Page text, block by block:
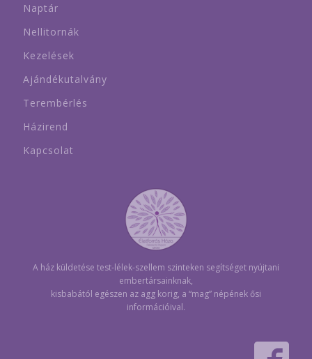
Naptár
Nellitornák
Kezelések
Ajándékutalvány
Terembérlés
Házirend
Kapcsolat
A ház küldetése test-lélek-szellem szinteken segítséget nyújtani
embertársainknak,
kisbabától egészen az agg korig, a “mag” népének ősi
információival.